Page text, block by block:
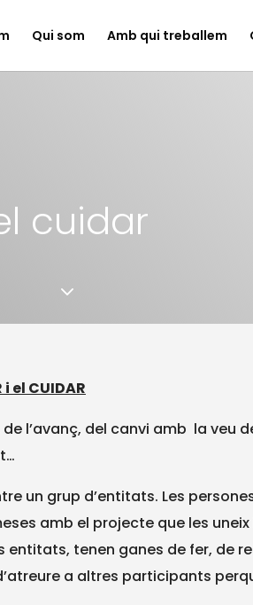
Qui som Amb qui treballem
cuidar
3
el CUIDAR
de l’avanç, del canvi amb la veu
un grup d’entitats. Les
amb el projecte que les
entitats, tenen ganes de fer, de
a altres participants